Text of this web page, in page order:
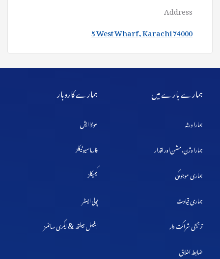
Address
5 West Wharf, Karachi 74000
ہمارے بارے میں
ہمارا ورثہ
ہمارا وژن، مشن اور اقدار
ہماری موجودگی
ہماری قیادت
ترجیحی شراکت دار
ضابطہ اخلاق
ہمارے کاروبار
سوڈا ایش
فارماسیوٹیکلز
کیمیکلز
پولی ایسٹر
اینیمل ہیلتھ&ایگری سائنسز